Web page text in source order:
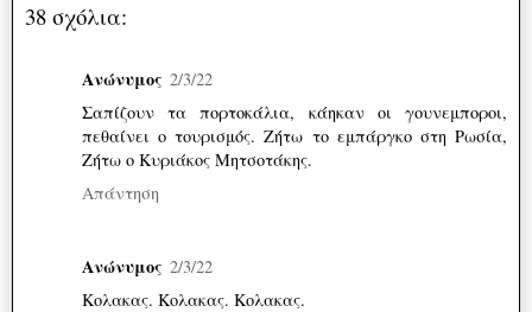
38 σχόλια:
Ανώνυμος 2/3/22
Σαπίζουν τα πορτοκάλια, κάηκαν οι γουνεμποροι,
πεθαίνει ο τουρισμός. Ζήτω το εμπάργκο στη Ρωσία,
Ζήτω ο Κυριάκος Μητσοτάκης.
Απάντηση
Ανώνυμος 2/3/22
Κολακας. Κολακας. Κολακας.